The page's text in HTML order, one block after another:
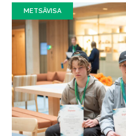
METSÄVISA